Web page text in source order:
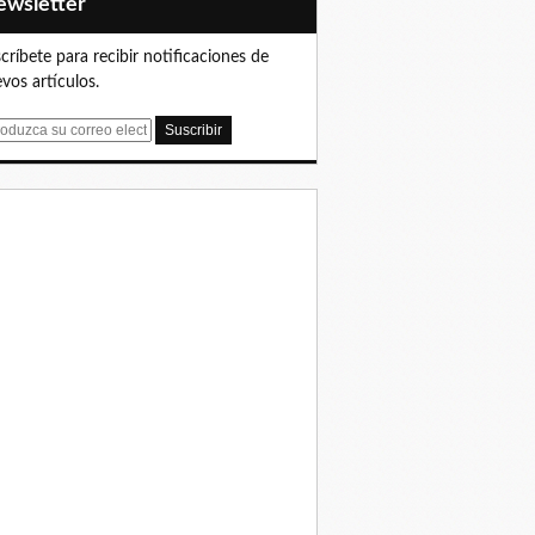
para recibir notificaciones de
artículos.